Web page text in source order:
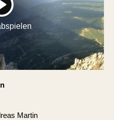
PLAY
Martin